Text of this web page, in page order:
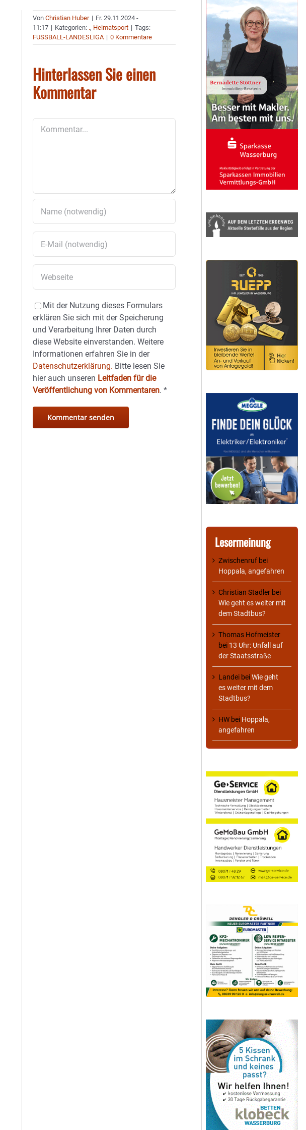
VonChristian Huber | Fr. 29.11.2024 -
11:17 | Kategorien: ., Heimatsport | Tags:
FUSSBALL-LANDESLIGA | 0 Kommentare
Hinterlassen Sie einen
Kommentar
Mit der Nutzung dieses Formulars
erklären Sie sich mit der Speicherung
und Verarbeitung Ihrer Daten durch
diese Website einverstanden. Weitere
Informationen erfahren Sie in der
Datenschutzerklärung. Bitte lesen Sie
hier auch unseren Leitfaden für die
Veröffentlichung von Kommentaren.*
Lesermeinung
Zwischenruf bei
Hoppala, angefahren
Christian Stadler bei
Wie geht es weiter mit
dem Stadtbus?
Thomas Hofmeister
bei 13 Uhr: Unfall auf
der Staatsstraße
Landei beiWie geht
es weiter mit dem
Stadtbus?
HW bei Hoppala,
angefahren